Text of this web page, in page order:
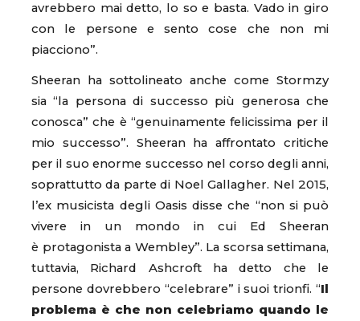
avrebbero mai detto, lo so e basta. Vado in giro
con le persone e sento cose che non mi
piacciono”.
Sheeran ha sottolineato anche come Stormzy
sia “la persona di successo più generosa che
conosca” che è “genuinamente felicissima per il
mio successo”. Sheeran ha affrontato critiche
per il suo enorme successo nel corso degli anni,
soprattutto da parte di Noel Gallagher. Nel 2015,
l’ex musicista degli Oasis disse che “non si può
vivere in un mondo in cui Ed Sheeran
è protagonista a Wembley”. La scorsa settimana,
tuttavia, Richard Ashcroft ha detto che le
persone dovrebbero “celebrare” i suoi trionfi. “Il
problema è che non celebriamo quando le